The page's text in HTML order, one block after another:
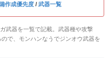
作成優先度 / 武器一覧
武器を一覧で記載。武器種や攻撃
で、モンハンなうでジンオウ武器を